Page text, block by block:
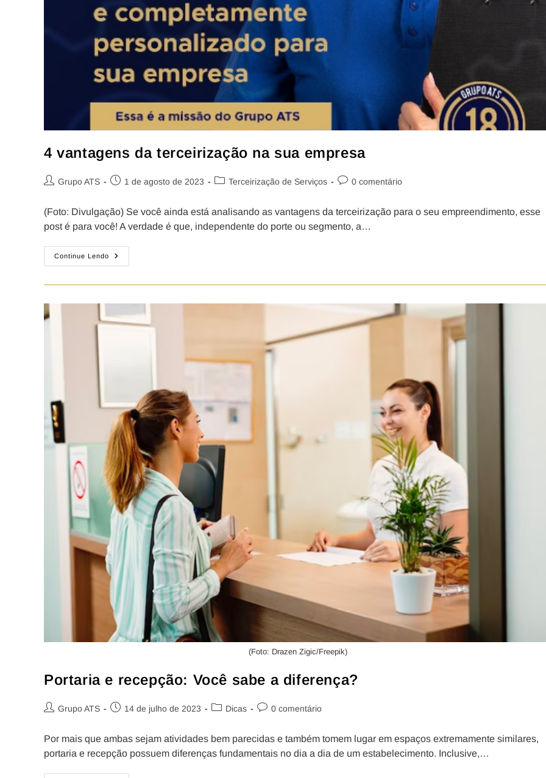
4 vantagens da terceirização na sua empresa
Grupo ATS 1 de agosto de 2023 Terceirização de Serviços 0 comentário
(Foto: Divulgação) Se você ainda está analisando as vantagens da terceirização para o seu empreendimento, esse
post é para você! A verdade é que, independente do porte ou segmento, a…
Continue Lendo
(Foto: Drazen Zigic/Freepik)
Portaria e recepção: Você sabe a diferença?
Grupo ATS 14 de julho de 2023 Dicas 0 comentário
Por mais que ambas sejam atividades bem parecidas e também tomem lugar em espaços extremamente similares,
portaria e recepção possuem diferenças fundamentais no dia a dia de um estabelecimento. Inclusive,…